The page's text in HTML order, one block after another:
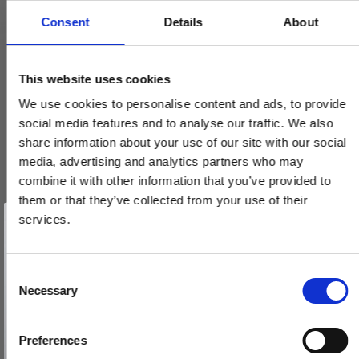
Consent Details About
This website uses cookies
We use cookies to personalise content and ads, to provide
social media features and to analyse our traffic. We also
share information about your use of our site with our social
media, advertising and analytics partners who may
combine it with other information that you’ve provided to
them or that they’ve collected from your use of their
services.
Necessary
Preferences
Arne Jacobsen dørhåndtag - AJ97 dørgreb - Messing - Lille
model cc30mm
2412060001
1.360,00 DKK
VIS PRODUKT Vind et gavekort